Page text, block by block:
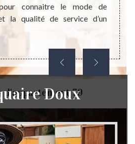
d'appartement 79
connaitre le mode de
la qualité de service d’un
Doux